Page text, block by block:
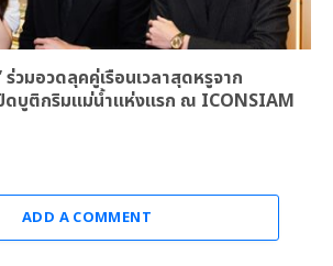
วมอวดลุคคู่เรือนเวลาสุดหรูจาก
ปิดบูติกริมแม่น้ำแห่งแรก ณ ICONSIAM
ADD A COMMENT